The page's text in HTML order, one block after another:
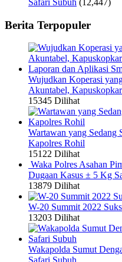
Safari Subuh (12,447)
Berita Terpopuler
Wujudkan Koperasi
Akuntabel,
15345 Dilihat
Wartawan yang
Kapolres Rohil
15122 Dilihat
Waka Polres Asahan
Dugaan Kasus ± 5 Kg
13879 Dilihat
W-20 Summit 2022
13203 Dilihat
Wakapolda Sumut